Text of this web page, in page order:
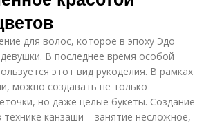
для волос, которое в эпоху Эдо
В последнее время особой
этот вид рукоделия. В рамках
можно создавать не только
но даже целые букеты. Создание
технике канзаши – занятие несложное,